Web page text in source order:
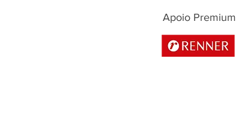
Apoio Premium